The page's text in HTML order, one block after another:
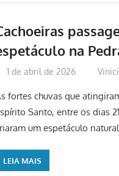
na
1 de abril de 2026
fortes chuvas que
Santo, entre os dias
um espetáculo
LEIA MAIS